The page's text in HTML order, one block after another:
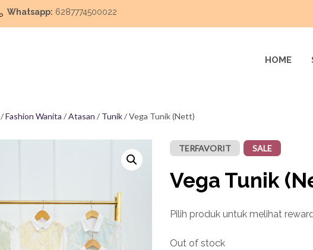
Whatsapp: 6287774500022
HOME
/Fashion Wanita /Atasan / Tunik/ Vega Tunik (Nett)
TERFAVORIT SALE
Vega Tunik
Pilih produk untuk melihat
Out of stock